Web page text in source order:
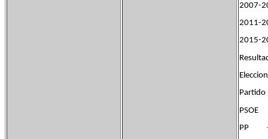
2007-
2011-
2015-